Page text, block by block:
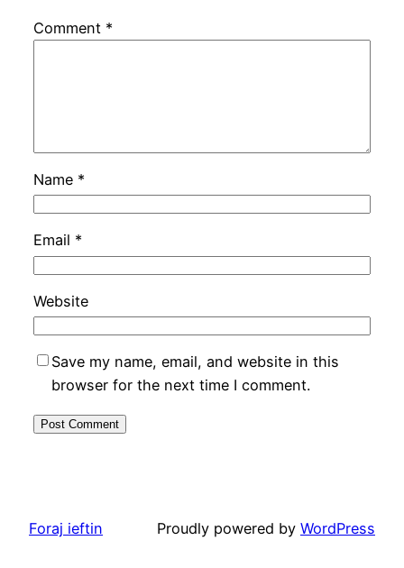
Comment *
Name *
Email *
Website
Save my name, email, and website in this
browser for the next time I comment.
Foraj ieftin Proudly powered by WordPress